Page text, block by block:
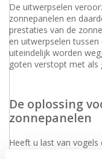
De uitwerpselen
zonnepanelen en
prestaties van de
en uitwerpselen
uiteindelijk worden
goten verstopt met als
De oplossing
zonnepanelen
Heeft u last van vogels